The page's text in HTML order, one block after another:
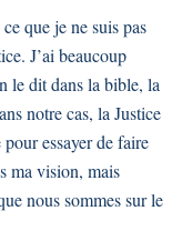
que je ne suis pas
J’ai beaucoup
le dit dans la bible, la
notre cas, la Justice
essayer de faire
ma vision, mais
nous sommes sur le